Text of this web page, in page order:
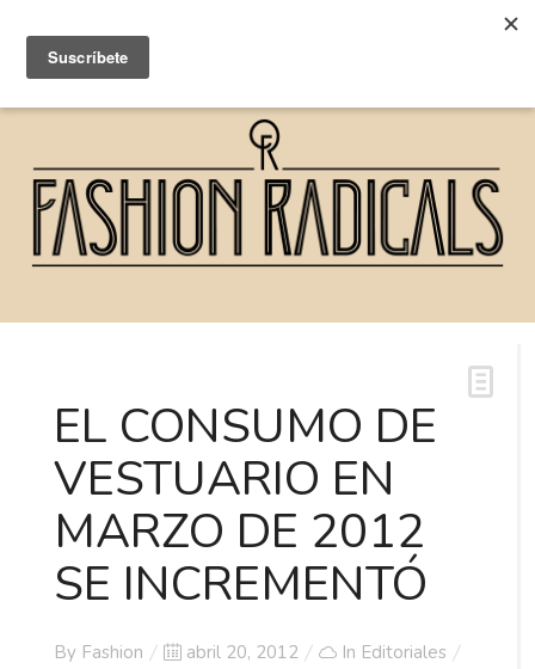
EL CONSUMO DE
VESTUARIO EN
MARZO DE 2012
SE INCREMENTÓ
By Fashion
Posted
abril 20, 2012 In Editoriales